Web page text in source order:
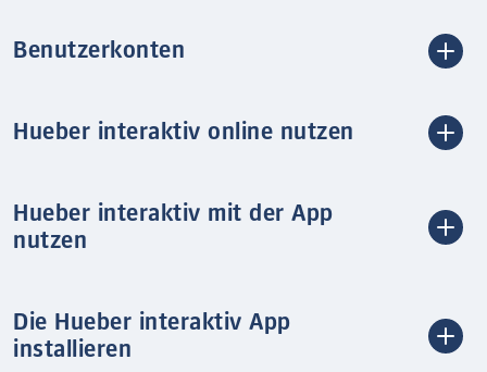
Benutzerkonten
Hueber interaktiv online nutzen
Hueber interaktiv mit der App
nutzen
Die Hueber interaktiv App
installieren